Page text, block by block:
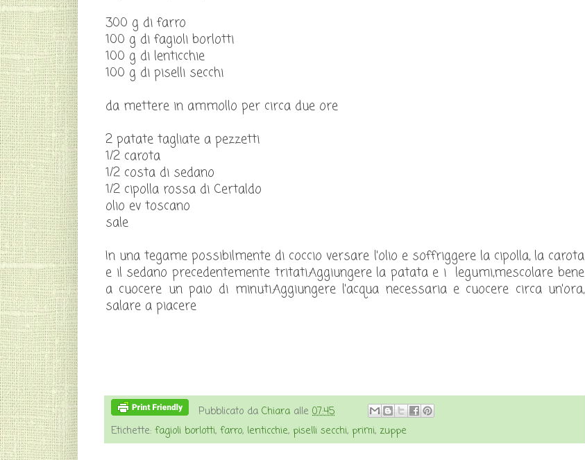
300 g di farro
100 g di fagioli borlotti
100 g di lenticchie
100 g di piselli secchi
da mettere in ammollo per circa due ore
2 patate tagliate a pezzetti
1/2 carota
1/2 costa di sedano
1/2 cipolla rossa di Certaldo
olio ev toscano
sale
In una tegame possibilmente di coccio versare l'olio e soffriggere la cipolla, la carota
e il sedano precedentemente tritati.Aggiungere la patata e i legumi,mescolare bene
a cuocere un paio di minuti.Aggiungere l'acqua necessaria e cuocere circa un'ora,
salare a piacere
Pubblicato daChiara alle07:45
Etichette: fagioli borlotti, farro, lenticchie, piselli secchi, primi, zuppe